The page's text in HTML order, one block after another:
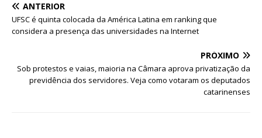
ANTERIOR
UFSC é quinta colocada da América Latina em ranking que
considera a presença das universidades na Internet
PRÓXIMO
Sob protestos e vaias, maioria na Câmara aprova privatização da
previdência dos servidores. Veja como votaram os deputados
catarinenses